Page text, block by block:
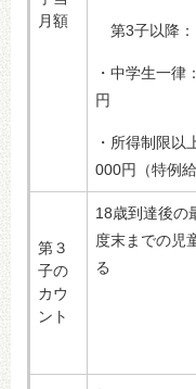
月額
第3子以降：
・中学生一律
円
・所得制限以
000円（特例給
第３
子の
カウ
ント
18歳到達後の
度末までの児
る